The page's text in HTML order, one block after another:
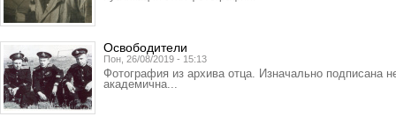
Освободители
Пон, 26/08/2019 - 15:13
Фотография из архива отца. Изначально подписана
академична...